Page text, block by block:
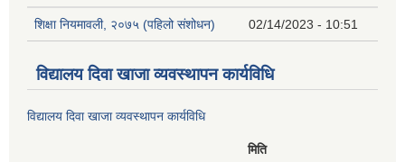
शिक्षा नियमावली, २०७५ (पहिलो संशोधन) 02/14/2023 - 10:51
विद्यालय दिवा खाजा व्यवस्थापन कार्यविधि
विद्यालय दिवा खाजा व्यवस्थापन कार्यविधि
मिति